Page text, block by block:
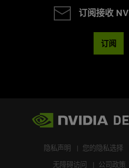
订阅接收
订阅
隐私声明 您的隐私选择
无障碍访问
公司政策